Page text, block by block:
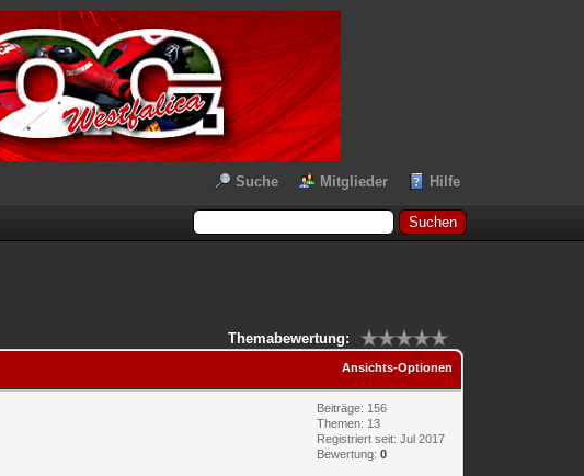
Suche Mitglieder Hilfe
Themabewertung:
Ansichts-Optionen
Beiträge: 156
Themen: 13
Registriert seit: Jul 2017
Bewertung:0